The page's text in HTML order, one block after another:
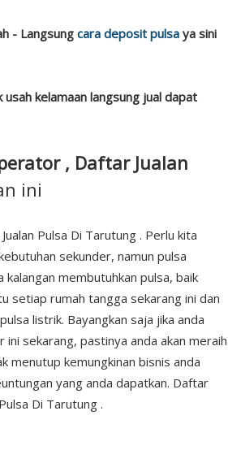
- Langsungcara deposit pulsa ya sini
kelamaan langsung jual dapat
, Daftar Jualan
ini
Pulsa Di Tarutung . Perlu kita
sekunder, namun pulsa
membutuhkan pulsa, baik
setiap rumah tangga sekarang ini dan
listrik. Bayangkan saja jika anda
sekarang, pastinya anda akan meraih
menutup kemungkinan bisnis anda
yang anda dapatkan. Daftar
Di Tarutung .